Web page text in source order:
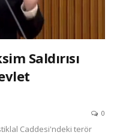
Saldırısı
0
Caddesi'ndeki terör